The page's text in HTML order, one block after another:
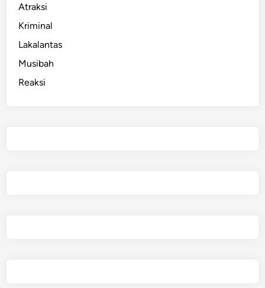
Atraksi
Kriminal
Lakalantas
Musibah
Reaksi